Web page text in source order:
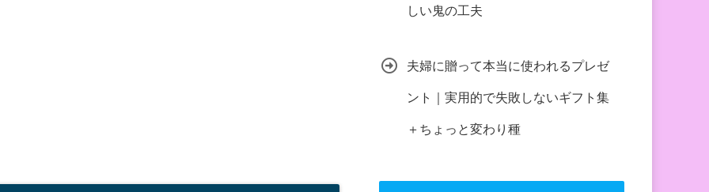
しい鬼の工夫
夫婦に贈って本当に使われるプレゼ
ント｜実用的で失敗しないギフト集
＋ちょっと変わり種